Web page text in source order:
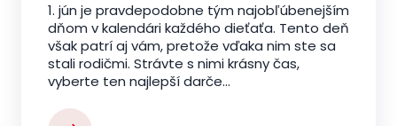
1. jún je pravdepodobne tým najobľúbenejším
dňom v kalendári každého dieťaťa. Tento deň
však patrí aj vám, pretože vďaka nim ste sa
stali rodičmi. Strávte s nimi krásny čas,
vyberte ten najlepší darče...